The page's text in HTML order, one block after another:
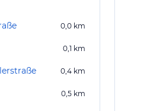
0,0 km
0,1 km
0,4 km
0,5 km